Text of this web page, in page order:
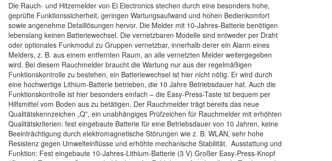
Die Rauch- und Hitzemelder von Ei Electronics stechen durch eine besonders hohe,
geprüfte Funktionssicherheit, geringen Wartungsaufwand und hohen Bedienkomfort
sowie angenehme Detaillösungen hervor. Die Melder mit 10-Jahres-Batterie benötigen
lebenslang keinen Batteriewechsel. Die vernetzbaren Modelle sind entweder per Draht
oder optionales Funkmodul zu Gruppen vernetzbar, innerhalb derer ein Alarm eines
Melders, z. B. aus einem entfernten Raum, an alle vernetzten Melder weitergegeben
wird. Bei diesem Rauchmelder braucht die Wartung nur aus der regelmäßigen
Funktionskontrolle zu bestehen, ein Batteriewechsel ist hier nicht nötig. Er wird durch
eine hochwertige Lithium-Batterie betrieben, die 10 Jahre Betriebsdauer hat. Auch die
Funktionskontrolle ist hier besonders einfach – die Easy-Press-Taste ist bequem per
Hilfsmittel vom Boden aus zu betätigen. Der Rauchmelder trägt bereits das neue
Qualitätskennzeichen „Q”, ein unabhängiges Prüfzeichen für Rauchmelder mit erhöhten
Qualitätskriterien: fest eingebaute Batterie für eine Betriebsdauer von 10 Jahren, keine
Beeinträchtigung durch elektromagnetische Störungen wie z. B. WLAN, sehr hohe
Resistenz gegen Umwelteinflüsse und erhöhte mechanische Stabilität. Ausstattung und
Funktion: Fest eingebaute 10-Jahres-Lithium-Batterie (3 V) Großer Easy-Press-Knopf